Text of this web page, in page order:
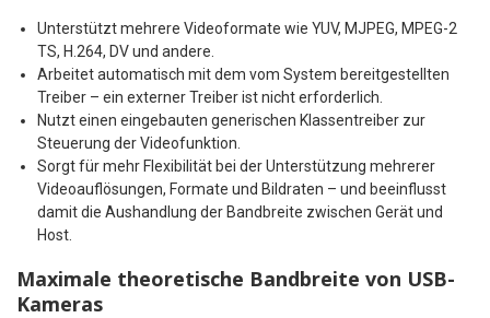
Unterstützt mehrere Videoformate wie YUV, MJPEG, MPEG-2
TS, H.264, DV und andere.
Arbeitet automatisch mit dem vom System bereitgestellten
Treiber – ein externer Treiber ist nicht erforderlich.
Nutzt einen eingebauten generischen Klassentreiber zur
Steuerung der Videofunktion.
Sorgt für mehr Flexibilität bei der Unterstützung mehrerer
Videoauflösungen, Formate und Bildraten – und beeinflusst
damit die Aushandlung der Bandbreite zwischen Gerät und
Host.
Maximale theoretische Bandbreite von USB-
Kameras